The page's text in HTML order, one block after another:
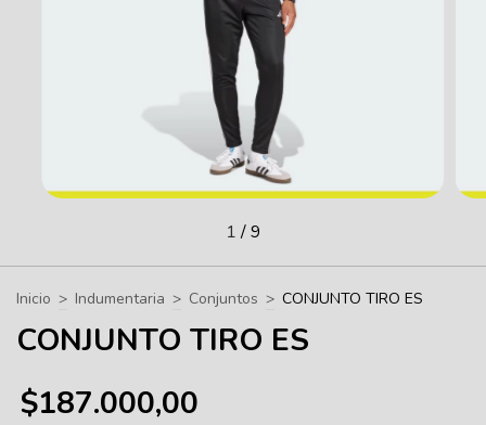
1/9
Inicio > Indumentaria > Conjuntos > CONJUNTO TIRO ES
CONJUNTO TIRO ES
$187.000,00